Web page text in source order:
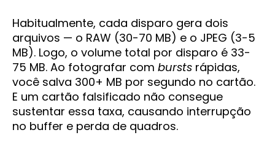
Habitualmente, cada disparo gera dois
arquivos — o RAW (30-70 MB) e o JPEG (3-5
MB). Logo, o volume total por disparo é 33-
75 MB. Ao fotografar com bursts rápidas,
você salva 300+ MB por segundo no cartão.
E um cartão falsificado não consegue
sustentar essa taxa, causando interrupção
no buffer e perda de quadros.